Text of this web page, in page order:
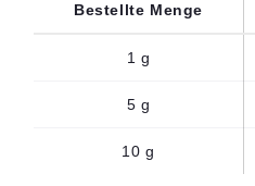
Bestellte Menge
1 g
5 g
10 g